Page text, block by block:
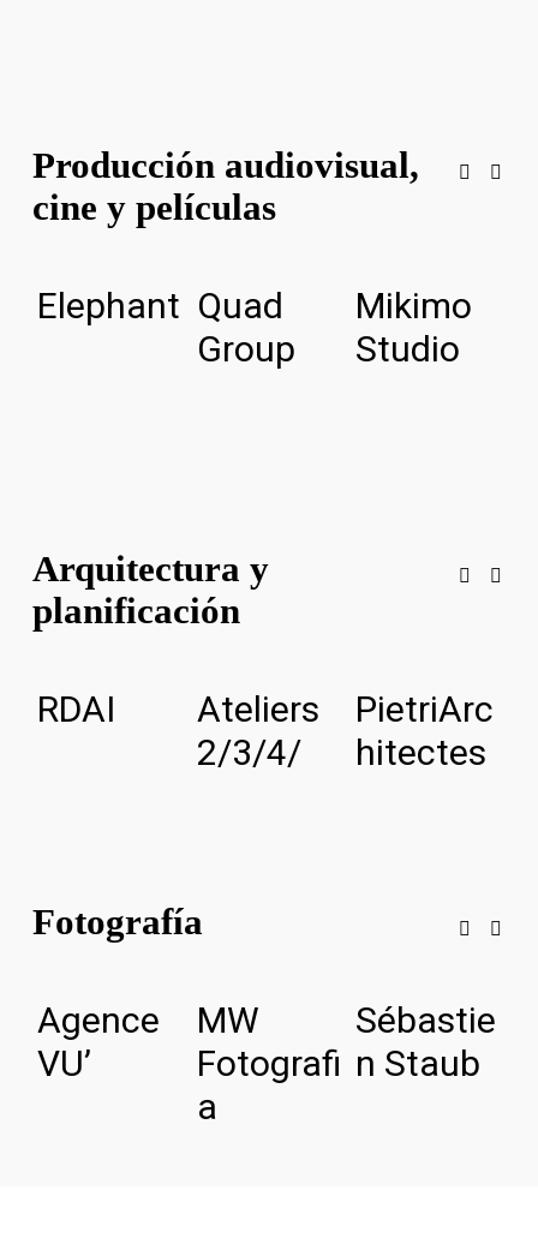
Producción audiovisual,
cine y películas
Elephant Quad
Group
Mikimo
Studio
Arquitectura y
planificación
RDAI
Ateliers
2/3/4/
PietriArc
hitectes
Fotografía
Agence
VU’
MW
Fotografi
a
Sébastie
n Staub